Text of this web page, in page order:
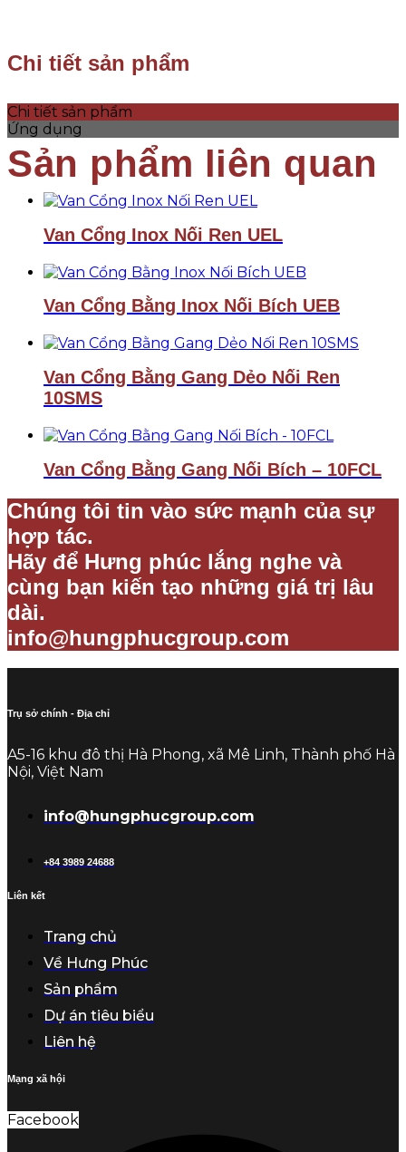
Chi tiết sản phẩm
Chi tiết sản phẩm
Ứng dụng
Van Cổng Inox Nối Ren UEL
Van Cổng Bằng Inox Nối Bích UEB
Van Cổng Bằng Gang Dẻo Nối Ren
10SMS
Van Cổng Bằng Gang Nối Bích – 10FCL
Chúng tôi tin vào sức mạnh của sự
hợp tác.
Hãy để Hưng phúc lắng nghe và
cùng bạn kiến tạo những giá trị lâu
dài.
info@hungphucgroup.com
Trụ sở chính - Địa chỉ
A5-16 khu đô thị Hà Phong, xã Mê Linh, Thành phố Hà
Nội, Việt Nam
info@hungphucgroup.com
+84 3989 24688
Liên kết
Trang chủ
Về Hưng Phúc
Sản phẩm
Dự án tiêu biểu
Liên hệ
Mạng xã hội
Facebook